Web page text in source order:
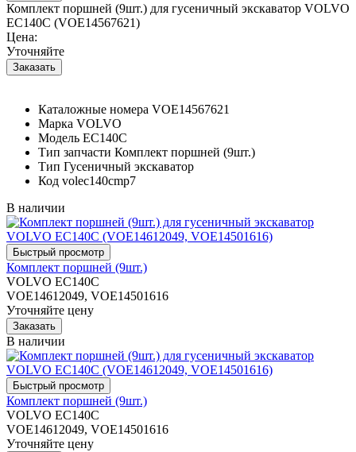
Комплект поршней (9шт.) для гусеничный экскаватор VOLVO
EC140C (VOE14567621)
Цена:
Уточняйте
Каталожные номера VOE14567621
Марка VOLVO
Модель EC140C
Тип запчасти Комплект поршней (9шт.)
Тип Гусеничный экскаватор
Код volec140cmp7
В наличии
Комплект поршней (9шт.)
VOLVO EC140C
VOE14612049, VOE14501616
Уточняйте цену
В наличии
Комплект поршней (9шт.)
VOLVO EC140C
VOE14612049, VOE14501616
Уточняйте цену